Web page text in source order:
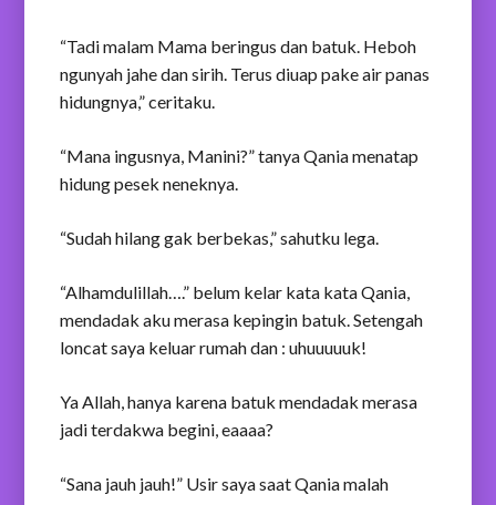
“Tadi malam Mama beringus dan batuk. Heboh
ngunyah jahe dan sirih. Terus diuap pake air panas
hidungnya,” ceritaku.
“Mana ingusnya, Manini?” tanya Qania menatap
hidung pesek neneknya.
“Sudah hilang gak berbekas,” sahutku lega.
“Alhamdulillah….” belum kelar kata kata Qania,
mendadak aku merasa kepingin batuk. Setengah
loncat saya keluar rumah dan : uhuuuuuk!
Ya Allah, hanya karena batuk mendadak merasa
jadi terdakwa begini, eaaaa?
“Sana jauh jauh!” Usir saya saat Qania malah